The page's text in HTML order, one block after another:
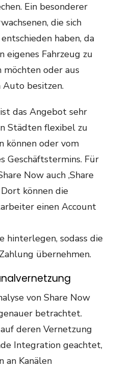
Ein besonderer
die sich
haben, da
eigenes Fahrzeug zu
möchten oder aus
Auto besitzen.
das Angebot sehr
Städten flexibel zu
können oder vom
Geschäftstermins. Für
Now auch ‚Share
Dort können die
einen Account
hinterlegen, sodass die
übernehmen.
von Share Now
betrachtet.
deren Vernetzung
Integration geachtet,
an Kanälen